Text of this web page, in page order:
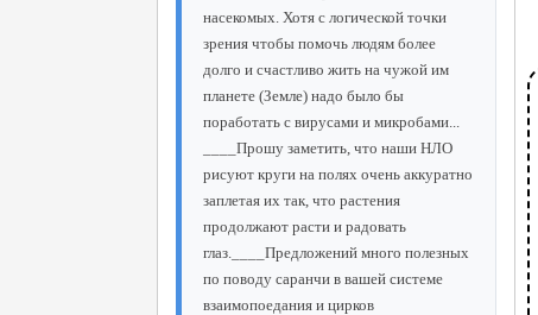
насекомых. Хотя с логической точки
зрения чтобы помочь людям более
долго и счастливо жить на чужой им
планете (Земле) надо было бы
поработать с вирусами и микробами...
____Прошу заметить, что наши НЛО
рисуют круги на полях очень аккуратно
заплетая их так, что растения
продолжают расти и радовать
глаз.____Предложений много полезных
по поводу саранчи в вашей системе
взаимопоедания и цирков